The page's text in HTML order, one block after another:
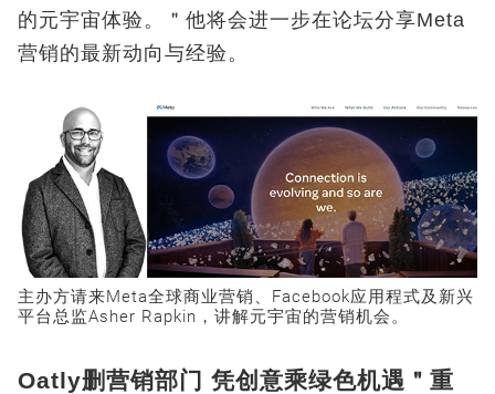
的元宇宙体验。＂他将会进一步在论坛分享Meta
营销的最新动向与经验。
主办方请来Meta全球商业营销、Facebook应用程式及新兴
平台总监Asher Rapkin，讲解元宇宙的营销机会。
Oatly删营销部门 凭创意乘绿色机遇＂重